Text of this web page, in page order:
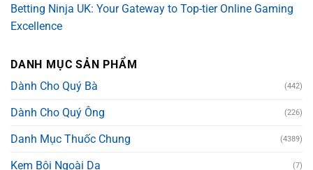
Betting Ninja UK: Your Gateway to Top-tier Online Gaming
Excellence
DANH MỤC SẢN PHẨM
Dành Cho Quý Bà
(442)
Dành Cho Quý Ông (226)
Danh Mục Thuốc Chung (4389)
Kem Bôi Ngoài Da (7)